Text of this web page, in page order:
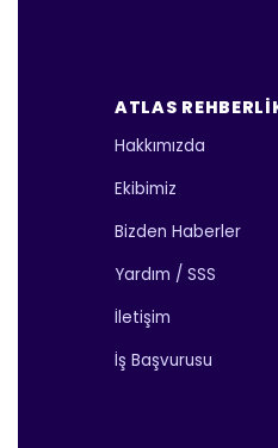
ATLAS
Hakkımızda
Ekibimiz
Bizden Haberler
Yardım / SSS
İletişim
İş Başvurusu